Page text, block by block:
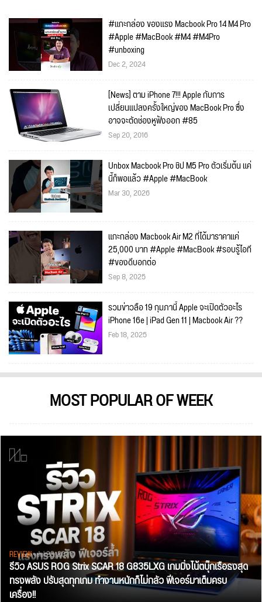
#แกะกล่อง ของแรง Macbook Pro 14 M4 Pro
#Apple #MacBook #M4 #M4Pro
#unboxing
Dec 2, 2024
[News] ตาม iPhone 7!!! Apple กับการ
เปลี่ยนแปลงครั้งใหญ่ของ MacBook Pro ซึ่ง
อาจจะตัดช่องหูฟังออก #85
Sep 20, 2016
Unbox Macbook Pro ชิป M5 Pro ตัวเริ่มต้น แค่
นี้ก็พอแล้ว #Apple #MacBook
Mar 30, 2026
แกะกล่อง Macbook Air M2 ที่ได้มาราคาแค่
25,000 บาท #Apple #MacBook #รอบรู้ไอที
#ของดีบอกต่อ
Sep 8, 2025
รวมข่าวลือ 19 กุมภานี้ Apple จะเปิดตัวอะไร
iPhone 16e | iPad Gen 11 | Macbook Air ??
Feb 18, 2025
MOST POPULAR OF WEEK
REVIEW• Jul 28, 2026
รีวิว ASUS ROG Strix SCAR 18 G835LXG เกมมิ่งโน้ตบุ๊กเรือธงสุด
ทรงพลัง ปรับสุดทุกเกม ทำงานหนักก็ไม่กลัว ฟีเจอร์มาเต็มครบ
เครื่อง!!